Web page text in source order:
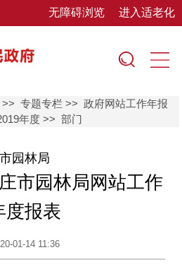
无障碍浏览 进入适老化
>>专题专栏 >>政府网站工作年报
年度 >>部门
市园林局
市园林局网站工作
度报表
01-14 11:36